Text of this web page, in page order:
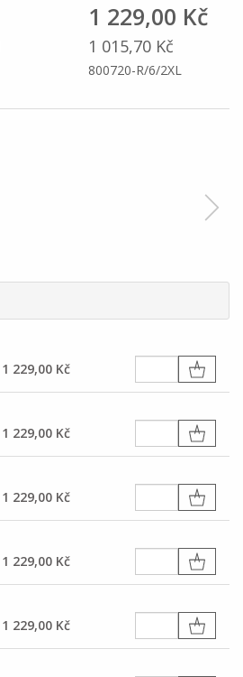
1 229,00 Kč
1 015,70 Kč
800720-R/6/2XL
1 229,00 Kč
1 229,00 Kč
1 229,00 Kč
1 229,00 Kč
1 229,00 Kč